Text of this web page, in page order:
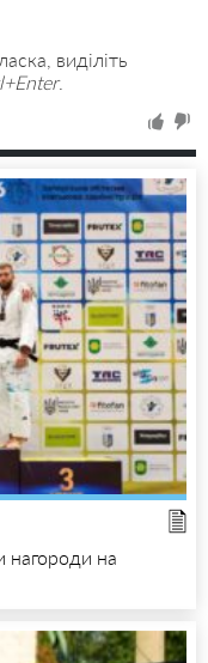
виділіть
.
нагороди на